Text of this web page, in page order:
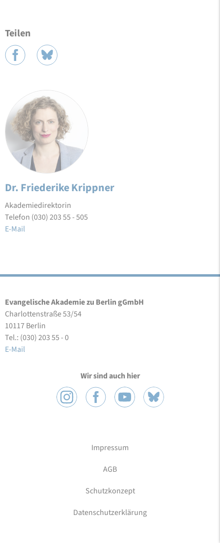
Teilen
Dr. Friederike Krippner
Akademiedirektorin
Telefon (030) 203 55 - 505
E-Mail
Evangelische Akademie zu Berlin gGmbH
Charlottenstraße 53/54
10117 Berlin
Tel.: (030) 203 55 - 0
E-Mail
Wir sind auch hier
Impressum
AGB
Schutzkonzept
Datenschutzerklärung